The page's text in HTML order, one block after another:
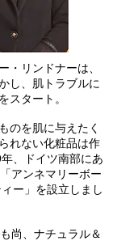
・リンドナーは、
し、肌トラブルに
スタート。
のを肌に与えたく
れない化粧品は作
、ドイツ南部にあ
アンネマリーボー
ー」を設立しまし
尚、ナチュラル＆